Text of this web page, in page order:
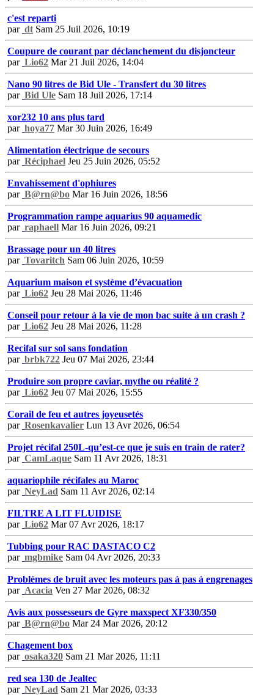
c'est reparti
par dt Sam 25 Juil 2026, 10:19
Coupure de courant par déclanchement du disjoncteur
par Lio62 Mar 21 Juil 2026, 14:04
Nano 90 litres de Bid Ule - Transfert du 30 litres
par Bid Ule Sam 18 Juil 2026, 17:14
xor232 10 ans plus tard
par hoya77 Mar 30 Juin 2026, 16:49
Alimentation électrique de secours
par Réciphael Jeu 25 Juin 2026, 05:52
Envahissement d'ophiures
par B@rn@bo Mar 16 Juin 2026, 18:56
Programmation rampe aquarius 90 aquamedic
par raphaell Mar 16 Juin 2026, 09:21
Brassage pour un 40 litres
par Tovaritch Sam 06 Juin 2026, 10:59
Aquarium maison et système d’évacuation
par Lio62 Jeu 28 Mai 2026, 11:46
Conseil pour retour à la vie de mon bac suite à un crash ?
par Lio62 Jeu 28 Mai 2026, 11:28
Recifal sur sol sans fondation
par brbk722 Jeu 07 Mai 2026, 23:44
Produire son propre caviar, mythe ou réalité ?
par Lio62 Jeu 07 Mai 2026, 15:55
Corail de feu et autres joyeusetés
par Rosenkavalier Lun 13 Avr 2026, 06:54
Projet récifal 250L-qu’est-ce que je suis en train de rater?
par CamLaque Sam 11 Avr 2026, 18:31
aquariophile récifales au Maroc
par NeyLad Sam 11 Avr 2026, 02:14
FILTRE A LIT FLUIDISE
par Lio62 Mar 07 Avr 2026, 18:17
Tubbing pour RAC DASTACO C2
par mgbmike Sam 04 Avr 2026, 20:33
Problèmes de bruit avec les moteurs pas à pas à engrenages
par Acacia Ven 27 Mar 2026, 08:32
Avis aux possesseurs de Gyre maxspect XF330/350
par B@rn@bo Mar 24 Mar 2026, 20:12
Chagement box
par osaka320 Sam 21 Mar 2026, 11:11
red sea 130 de Jealtec
par NeyLad Sam 21 Mar 2026, 03:33